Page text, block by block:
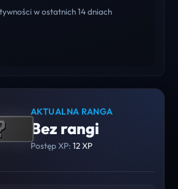
w ostatnich 14 dniach
AKTUALNA RANGA
Bez rangi
Postęp XP: 12 XP